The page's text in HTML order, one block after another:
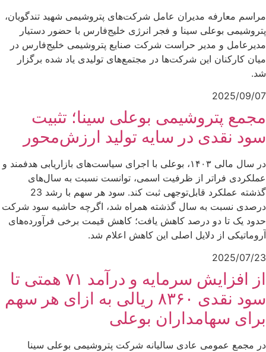
مراسم معارفه مدیران عامل شرکت‌های پتروشیمی شهید تندگویان،
پتروشیمی بوعلی سینا و فجر انرژی خلیج‌فارس با حضور دستیار
مدیرعامل و مدیر حراست شرکت صنایع پتروشیمی خلیج‌فارس در
میان کارکنان این شرکت‌ها در مجتمع‌های تولیدی یاد شده برگزار
شد.
2025/09/07
مجمع پتروشیمی بوعلی سینا؛ تثبیت
سود نقدی در سایه تولید ارزش‌محور
در سال مالی ۱۴۰۳، بوعلی با اجرای سیاست‌های بازاریابی هدفمند و
عملکردی فراتر از ظرفیت اسمی، توانست نسبت به سال‌های
گذشته عملکرد قابل‌توجهی ثبت کند. سود هر سهم با رشد 23
درصدی نسبت به سال گذشته همراه شد، اگرچه حاشیه سود شرکت
حدود یک تا دو درصد کاهش یافت؛ کاهش قیمت برخی فرآورده‌های
آروماتیکی از دلایل اصلی این کاهش اعلام شد.
2025/07/23
از افزایش سرمایه و درآمد ۷۱ همتی تا
سود نقدی ۸۳۶۰ ریالی به ازای هر سهم
برای سهامداران بوعلی
در مجمع عمومی عادی سالیانه شرکت پتروشیمی بوعلی سینا